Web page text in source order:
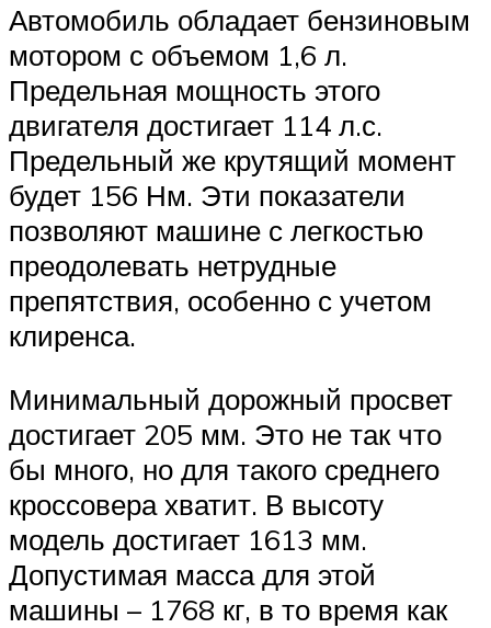
Автомобиль обладает бензиновым
мотором с объемом 1,6 л.
Предельная мощность этого
двигателя достигает 114 л.с.
Предельный же крутящий момент
будет 156 Нм. Эти показатели
позволяют машине с легкостью
преодолевать нетрудные
препятствия, особенно с учетом
клиренса.
Минимальный дорожный просвет
достигает 205 мм. Это не так что
бы много, но для такого среднего
кроссовера хватит. В высоту
модель достигает 1613 мм.
Допустимая масса для этой
машины – 1768 кг, в то время как